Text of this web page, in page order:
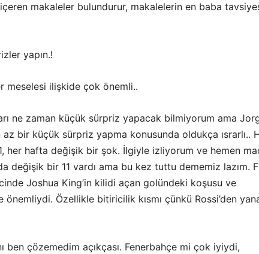
makaleler bulundurur, makalelerin en baba
yapın.!
meselesi ilişkide çok önemli..
ne zaman küçük sürpriz yapacak bilmiyorum ama
bir küçük sürpriz yapma konusunda oldukça ısrarlı..
her hafta değişik bir şok. İlgiyle izliyorum ve hemen
değişik bir 11 vardı ama bu kez tuttu dememiz lazım.
Joshua King’in kilidi açan golündeki koşusu ve
Özellikle bitiricilik kısmı çünkü Rossi’den
ben çözemedim açıkçası. Fenerbahçe mi çok iyiydi,